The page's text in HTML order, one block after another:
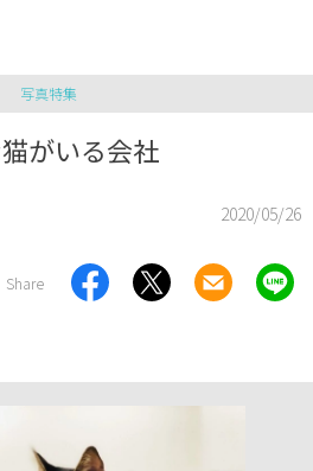
写真特集
がいる会社
2020/05/26
Share